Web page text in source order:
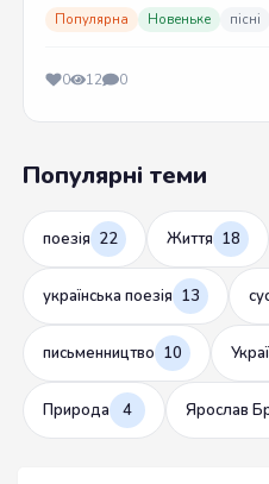
Популярна Новеньке пісні
0 12 0
Популярні теми
поезія 22 Життя 18
українська поезія 13
письменництво 10
Природа 4 Ярослав